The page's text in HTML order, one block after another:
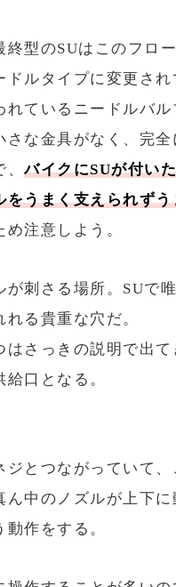
終型のSUはこのフロ
ルタイプに変更され
れているニードルバル
さな金具がなく、完全
、バイクにSUが付い
をうまく支えられず
め注意しよう。
刺さる場所。SUで
る貴重な穴だ。
さっきの説明で出て
口となる。
ジとつながっていて、
ん中のノズルが上下に
作をする。